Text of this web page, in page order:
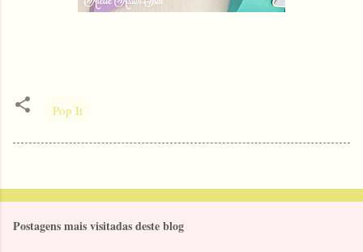
Pop It
Postagens mais visitadas deste blog